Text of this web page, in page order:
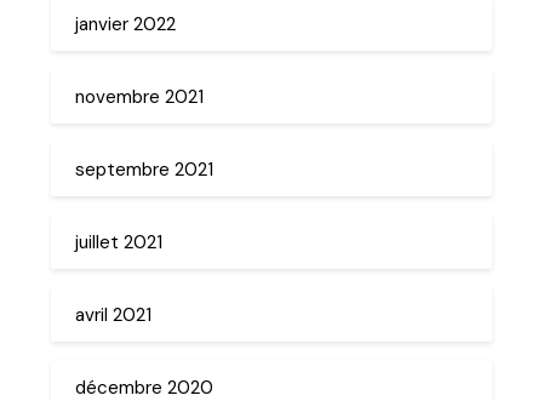
janvier 2022
novembre 2021
septembre 2021
juillet 2021
avril 2021
décembre 2020